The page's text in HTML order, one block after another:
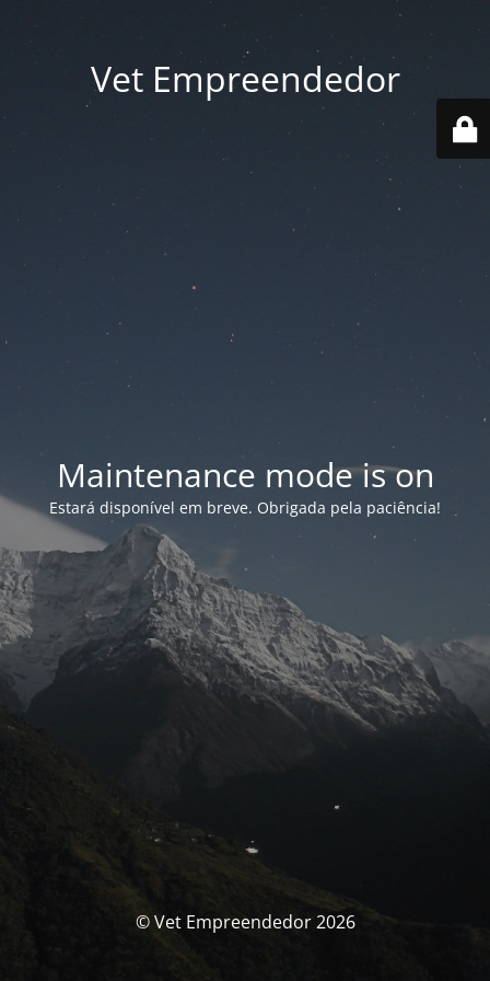
Vet Empreendedor
Maintenance mode is on
Estará disponível em breve. Obrigada pela paciência!
© Vet Empreendedor 2026